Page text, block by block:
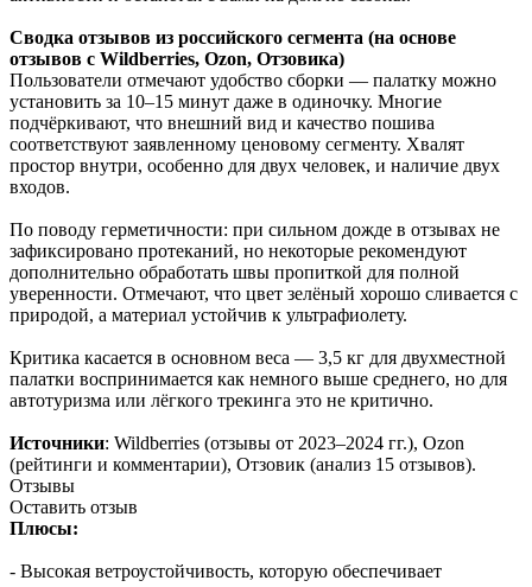
Сводка отзывов из российского сегмента (на основе
отзывов с Wildberries, Ozon, Отзовика)
Пользователи отмечают удобство сборки — палатку можно
установить за 10–15 минут даже в одиночку. Многие
подчёркивают, что внешний вид и качество пошива
соответствуют заявленному ценовому сегменту. Хвалят
простор внутри, особенно для двух человек, и наличие двух
входов.
По поводу герметичности: при сильном дожде в отзывах не
зафиксировано протеканий, но некоторые рекомендуют
дополнительно обработать швы пропиткой для полной
уверенности. Отмечают, что цвет зелёный хорошо сливается с
природой, а материал устойчив к ультрафиолету.
Критика касается в основном веса — 3,5 кг для двухместной
палатки воспринимается как немного выше среднего, но для
автотуризма или лёгкого трекинга это не критично.
Источники: Wildberries (отзывы от 2023–2024 гг.), Ozon
(рейтинги и комментарии), Отзовик (анализ 15 отзывов).
Отзывы
Оставить отзыв
Плюсы:
- Высокая ветроустойчивость, которую обеспечивает